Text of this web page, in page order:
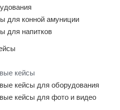
для конной амуниции
для напитков
кейсы
кейсы для оборудования
кейсы для фото и видео